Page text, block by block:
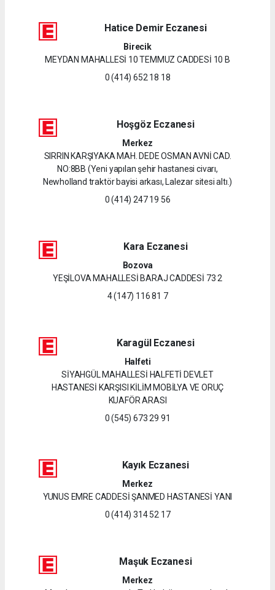
Hatice Demir Eczanesi
Birecik
MEYDAN MAHALLESİ 10 TEMMUZ CADDESİ 10 B
0 (414) 652 18 18
Hoşgöz Eczanesi
Merkez
SIRRIN KARŞIYAKA MAH. DEDE OSMAN AVNİ CAD.
NO:8BB (Yeni yapılan şehir hastanesi civarı,
Newholland traktör bayisi arkası, Lalezar sitesi altı.)
0 (414) 247 19 56
Kara Eczanesi
Bozova
YEŞİLOVA MAHALLESİ BARAJ CADDESİ 73 2
4 (147) 116 81 7
Karagül Eczanesi
Halfeti
SİYAHGÜL MAHALLESİ HALFETİ DEVLET
HASTANESİ KARŞISI KİLİM MOBİLYA VE ORUÇ
KUAFÖR ARASI
0 (545) 673 29 91
Kayık Eczanesi
Merkez
YUNUS EMRE CADDESİ ŞANMED HASTANESİ YANI
0 (414) 314 52 17
Maşuk Eczanesi
Merkez